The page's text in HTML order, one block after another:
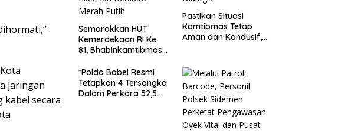
jaringan
secara
Semarakkan HUT
Kemerdekaan RI Ke
81, Bhabinkamtibmas
Gunung Ajak
Warganya Kibarkan
Bendera Merah Putih
Pastikan Situasi
Kamtibmas Tetap
Aman dan Kondusif,
Dialogis
*Polda Babel Resmi
Tetapkan 4 Tersangka
Dalam Perkara 52,5